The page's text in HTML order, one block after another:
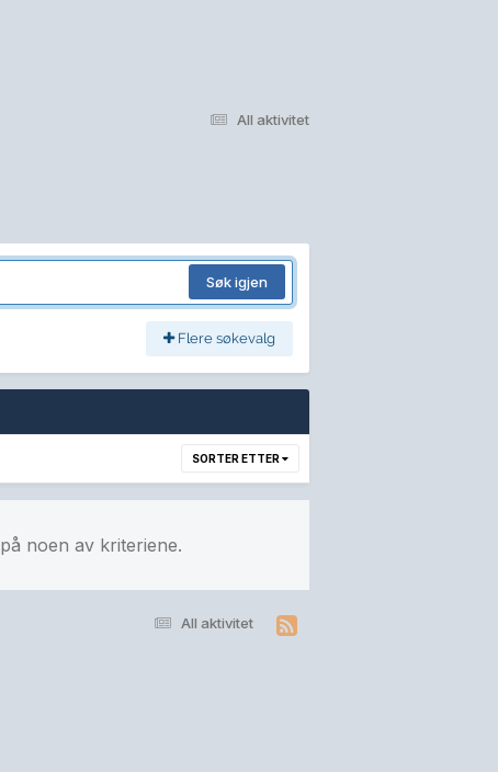
All aktivitet
Søk igjen
Flere søkevalg
SORTER ETTER
noen av kriteriene.
All aktivitet